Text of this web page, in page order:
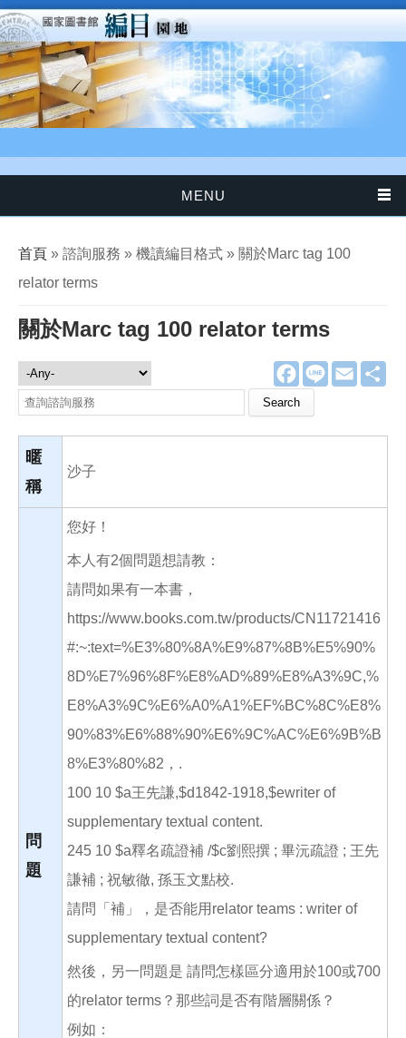
移至主內容
MENU
您在這裡
首頁 » 諮詢服務 » 機讀編目格式 » 關於Marc tag 100
relator terms
關於Marc tag 100 relator terms
F
a
e
o
L
E
m
諮詢服務
Search this site
暱
稱
沙子
問
題
您好！
本人有2個問題想請教：
請問如果有一本書，
https://www.books.com.tw/products/CN11721416
#:~:text=%E3%80%8A%E9%87%8B%E5%90%
8D%E7%96%8F%E8%AD%89%E8%A3%9C,%
E8%A3%9C%E6%A0%A1%EF%BC%8C%E8%
90%83%E6%88%90%E6%9C%AC%E6%9B%B
8%E3%80%82，.
100 10 $a王先謙,$d1842-1918,$ewriter of
supplementary textual content.
245 10 $a釋名疏證補 /$c劉熙撰 ; 畢沅疏證 ; 王先
謙補 ; 祝敏徹, 孫玉文點校.
請問「補」，是否能用relator teams : writer of
supplementary textual content?
然後，另一問題是 請問怎樣區分適用於100或700
的relator terms？那些詞是否有階層關係？
例如：